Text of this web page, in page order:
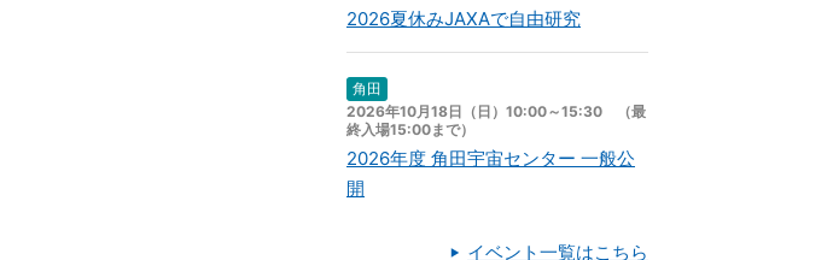
2026夏休みJAXAで自由研究
角田
2026年10月18日（日）10:00～15:30 （最
終入場15:00まで）
2026年度 角田宇宙センター 一般公
開
イベント一覧はこちら